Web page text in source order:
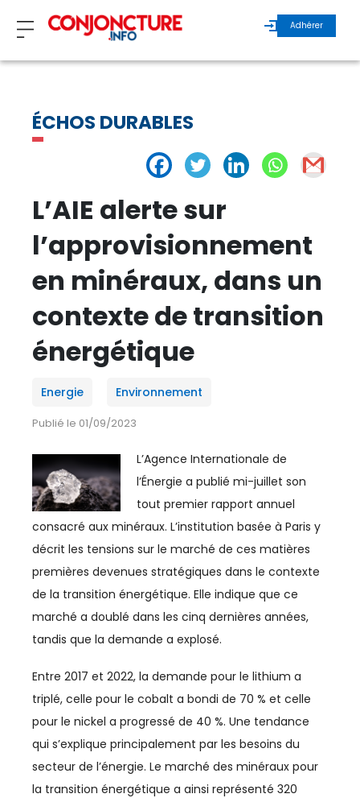
Adhérer
INVITÉS
REGARDS D’EXPERTS
ÉCHOS DURABLES
ESPACE MÉDIAS
CULTURE
REVUE CONJONCTURE
CONSULTER LA REVUE
CONTACT
AERIEN
AÉRONAUTIQUE
AFRIQUE
AGRICULTURE
AGRO-AGRI
ÉCHOS DURABLES
L’AIE alerte sur
l’approvisionnement
en minéraux, dans un
contexte de transition
énergétique
Energie Environnement
Publié le 01/09/2023
L’Agence Internationale de
l’Énergie a publié mi-juillet son
tout premier rapport annuel
consacré aux minéraux. L’institution basée à Paris y
décrit les tensions sur le marché de ces matières
premières devenues stratégiques dans le contexte
de la transition énergétique. Elle indique que ce
marché a doublé dans les cinq dernières années,
tandis que la demande a explosé.
Entre 2017 et 2022, la demande pour le lithium a
triplé, celle pour le cobalt a bondi de 70 % et celle
pour le nickel a progressé de 40 %. Une tendance
qui s’explique principalement par les besoins du
secteur de l’énergie. Le marché des minéraux pour
la transition énergétique a ainsi représenté 320